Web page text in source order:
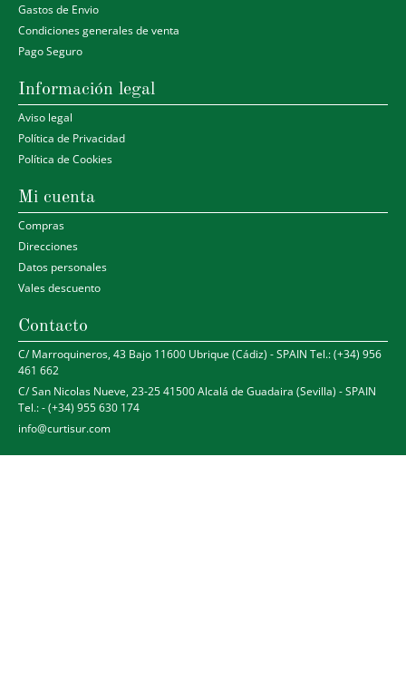
Gastos de Envio
Condiciones generales de venta
Pago Seguro
Información legal
Aviso legal
Política de Privacidad
Política de Cookies
Mi cuenta
Compras
Direcciones
Datos personales
Vales descuento
Contacto
C/ Marroquineros, 43 Bajo 11600 Ubrique (Cádiz) - SPAIN Tel.: (+34) 956
461 662
C/ San Nicolas Nueve, 23-25 41500 Alcalá de Guadaira (Sevilla) - SPAIN
Tel.: - (+34) 955 630 174
info@curtisur.com